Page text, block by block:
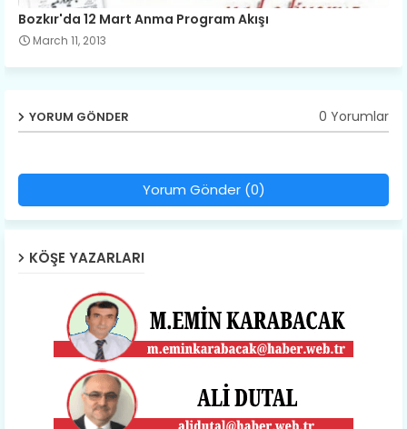
Bozkır'da 12 Mart Anma Program Akışı
March 11, 2013
YORUM GÖNDER 0 Yorumlar
Yorum Gönder (0)
KÖŞE YAZARLARI